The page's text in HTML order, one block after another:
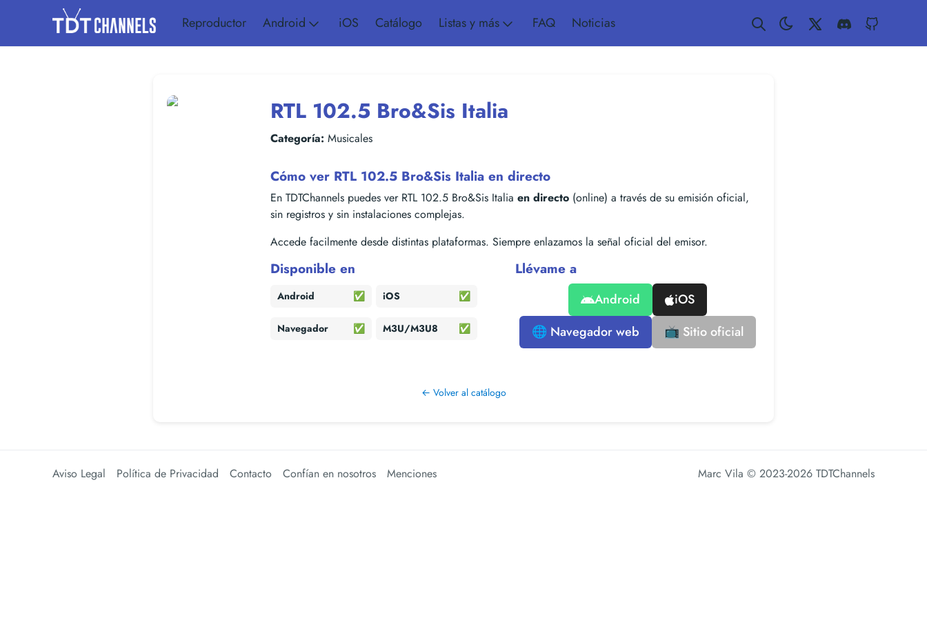
Reproductor Android iOS Catálogo Listas y más FAQ Noticias Twitter Discord
RTL 102.5 Bro&Sis Italia
Categoría: Musicales
Cómo ver RTL 102.5 Bro&Sis Italia en directo
En TDTChannels puedes ver RTL 102.5 Bro&Sis Italia en directo (online) a través de su emisión oficial,
sin registros y sin instalaciones complejas.
Accede facilmente desde distintas plataformas. Siempre enlazamos la señal oficial del emisor.
Disponible en
Android ✅ iOS ✅
Navegador ✅ M3U/M3U8 ✅
Llévame a
Android
iOS
🌐 Navegador web
📺 Sitio oficial
← Volver al catálogo
Aviso Legal Política de Privacidad Contacto Confían en nosotros Menciones Marc Vila © 2023-2026 TDTChannels